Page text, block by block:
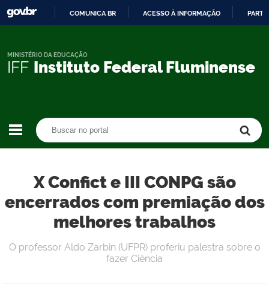
CONTEÚDO
COMUNICA BR ACESSO À INFORMAÇÃO
IFF Instituto Federal Fluminense
MINISTÉRIO DA EDUCAÇÃO
X Confict e III CONPG são
encerrados com premiação dos
melhores trabalhos
O professor Aldo Zarbin (UFPR) proferiu palestra sobre o
fazer Ciência